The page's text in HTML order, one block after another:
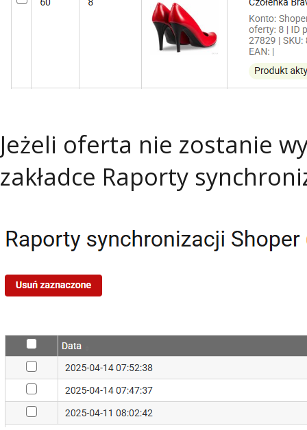
Jeżeli oferta nie zostanie
zakładce Raporty